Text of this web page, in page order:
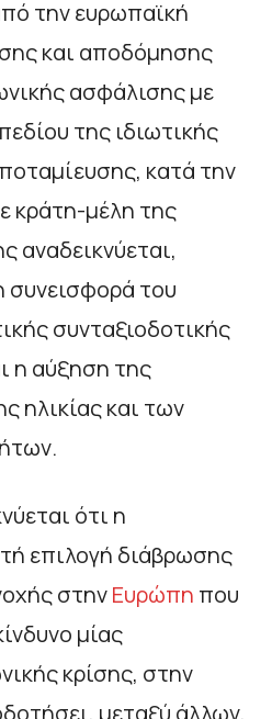
την ευρωπαϊκή
και αποδόμησης
ασφάλισης με
της ιδιωτικής
κατά την
κράτη-μέλη της
αναδεικνύεται,
συνεισφορά του
συνταξιοδοτικής
η αύξηση της
ηλικίας και των
ότι η
επιλογή διάβρωσης
στηνΕυρώπη που
μίας
κρίσης, στην
μεταξύ άλλων,